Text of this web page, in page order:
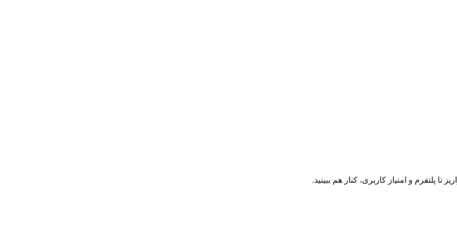
پلتفرم و امتیاز کاربری، کنار هم ببینید.